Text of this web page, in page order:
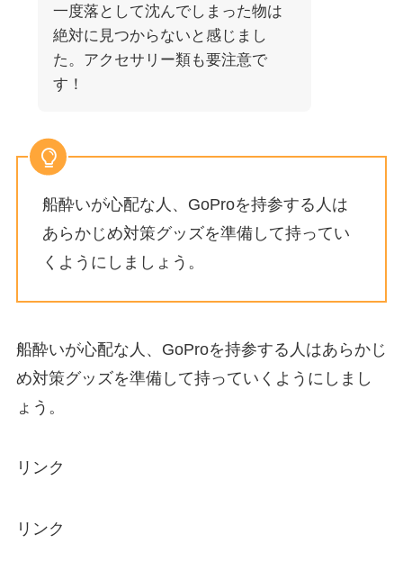
一度落として沈んでしまった物は
絶対に見つからないと感じまし
た。アクセサリー類も要注意で
す！
船酔いが心配な人、GoProを持参する人は
あらかじめ対策グッズを準備して持ってい
くようにしましょう。
船酔いが心配な人、GoProを持参する人はあらかじ
め対策グッズを準備して持っていくようにしまし
ょう。
リンク
リンク